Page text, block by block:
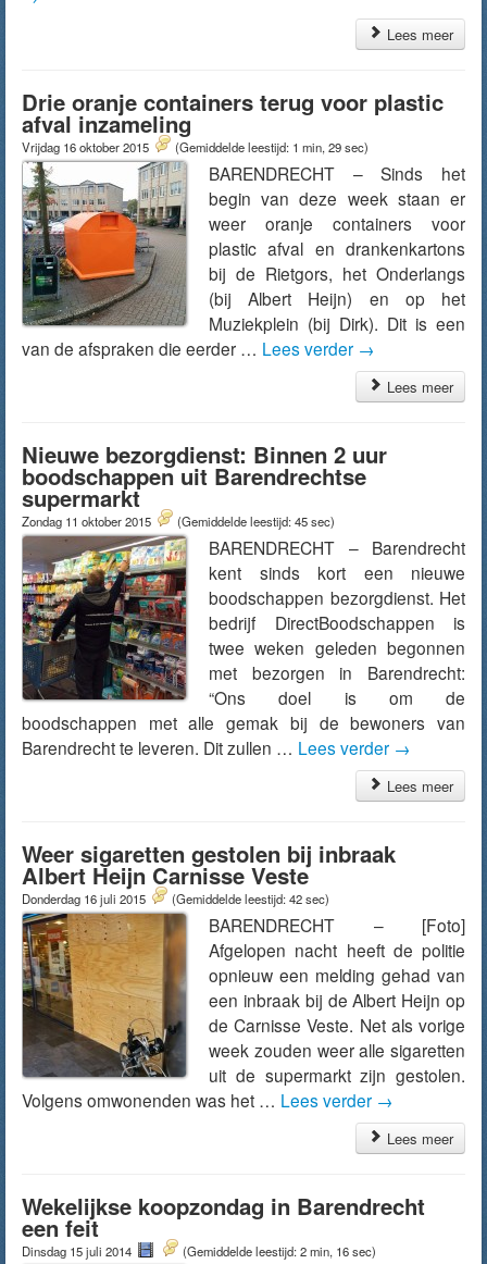
Lees meer
Drie oranje containers terug voor plastic
afval inzameling
Vrijdag 16 oktober 2015 (Gemiddelde leestijd: 1 min, 29 sec)
BARENDRECHT – Sinds het
begin van deze week staan er
weer oranje containers voor
plastic afval en drankenkartons
bij de Rietgors, het Onderlangs
(bij Albert Heijn) en op het
Muziekplein (bij Dirk). Dit is een
van de afspraken die eerder … Lees verder →
Lees meer
Nieuwe bezorgdienst: Binnen 2 uur
boodschappen uit Barendrechtse
supermarkt
Zondag 11 oktober 2015 (Gemiddelde leestijd: 45 sec)
BARENDRECHT – Barendrecht
kent sinds kort een nieuwe
boodschappen bezorgdienst. Het
bedrijf DirectBoodschappen is
twee weken geleden begonnen
met bezorgen in Barendrecht:
“Ons doel is om de
boodschappen met alle gemak bij de bewoners van
Barendrecht te leveren. Dit zullen … Lees verder →
Lees meer
Weer sigaretten gestolen bij inbraak
Albert Heijn Carnisse Veste
Donderdag 16 juli 2015 (Gemiddelde leestijd: 42 sec)
BARENDRECHT – [Foto]
Afgelopen nacht heeft de politie
opnieuw een melding gehad van
een inbraak bij de Albert Heijn op
de Carnisse Veste. Net als vorige
week zouden weer alle sigaretten
uit de supermarkt zijn gestolen.
Volgens omwonenden was het … Lees verder →
Lees meer
Wekelijkse koopzondag in Barendrecht
een feit
Dinsdag 15 juli 2014 (Gemiddelde leestijd: 2 min, 16 sec)